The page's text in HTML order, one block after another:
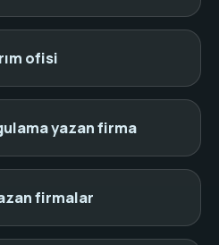
ofisi
yazan firma
firmalar